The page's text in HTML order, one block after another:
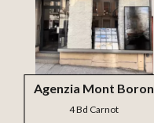
Agenzia Mont Boron
4 Bd Carnot